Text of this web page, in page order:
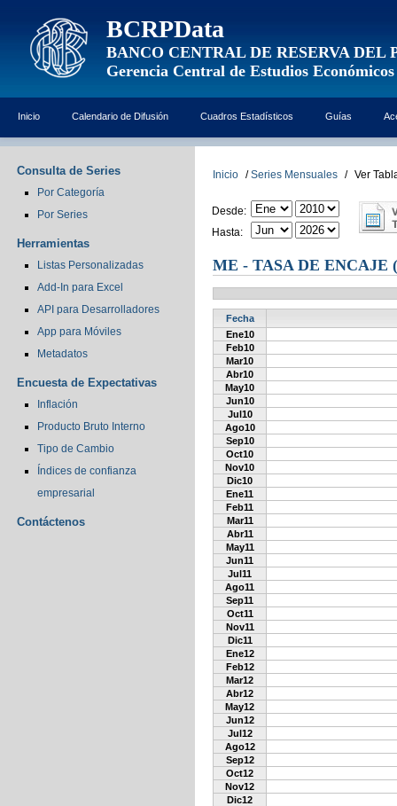
BCRPData
BANCO CENTRAL DE RESERVA DEL
Gerencia Central de Estudios Económicos
Inicio Calendario de Difusión Cuadros Estadísticos Guías
Consulta de Series
Por Categoría
Por Series
Herramientas
Listas Personalizadas
Add-In para Excel
API para Desarrolladores
App para Móviles
Metadatos
Encuesta de Expectativas
Inflación
Producto Bruto Interno
Tipo de Cambio
Índices de confianza
empresarial
Contáctenos
Inicio / Series Mensuales / Ver
Desde:
Hasta:
ME - TASA DE
Fecha
Ene10
Feb10
Mar10
Abr10
May10
Jun10
Jul10
Ago10
Sep10
Oct10
Nov10
Dic10
Ene11
Feb11
Mar11
Abr11
May11
Jun11
Jul11
Ago11
Sep11
Oct11
Nov11
Dic11
Ene12
Feb12
Mar12
Abr12
May12
Jun12
Jul12
Ago12
Sep12
Oct12
Nov12
Dic12